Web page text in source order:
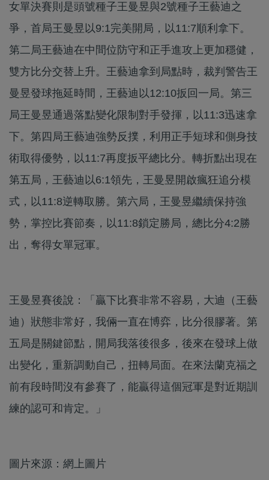
女單決賽則是頭號種子王曼昱與2號種子王藝迪之
爭，首局王曼昱以9:1完美開局，以11:7順利拿下。
第二局王藝迪在中間位防守和正手進攻上更加穩健，
雙方比分交替上升。王藝迪拿到局點時，裁判警告王
曼昱發球拖延時間，王藝迪以12:10扳回一局。第三
局王曼昱通過落點變化限制對手發揮，以11:3迅速拿
下。第四局王藝迪強勢反撲，利用正手短球和側身技
術取得優勢，以11:7再度扳平總比分。轉折點出現在
第五局，王藝迪以6:1領先，王曼昱開啟瘋狂追分模
式，以11:8逆轉取勝。第六局，王曼昱繼續保持強
勢，掌控比賽節奏，以11:8鎖定勝局，總比分4:2勝
出，奪得女單冠軍。
王曼昱賽後說：「贏下比賽非常不容易，大迪（王藝
迪）狀態非常好，我倆一直在博弈，比分很膠著。第
五局是關鍵節點，開局我落後很多，後來在發球上做
出變化，重新調動自己，扭轉局面。在來法蘭克福之
前有段時間沒有參賽了，能贏得這個冠軍是對近期訓
練的認可和肯定。」
圖片來源：網上圖片